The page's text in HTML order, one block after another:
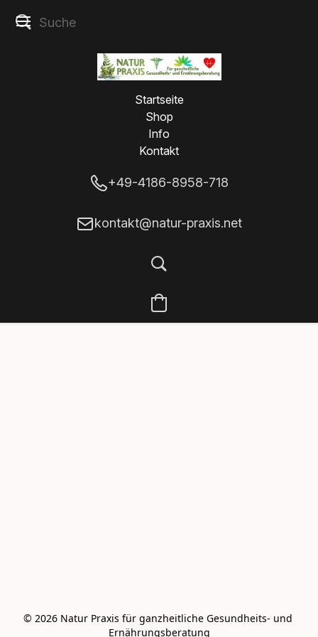
Startseite
Shop
Info
Kontakt
+49-4186-8958-718
kontakt@natur-praxis.net
© 2026 Natur Praxis für ganzheitliche Gesundheits- und
Ernährungsberatung